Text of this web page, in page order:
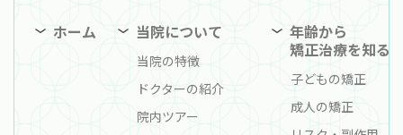
ホーム 当院について
当院の特徴
ドクターの紹介
院内ツアー
年齢から
矯正治療を知る
子どもの矯正
成人の矯正